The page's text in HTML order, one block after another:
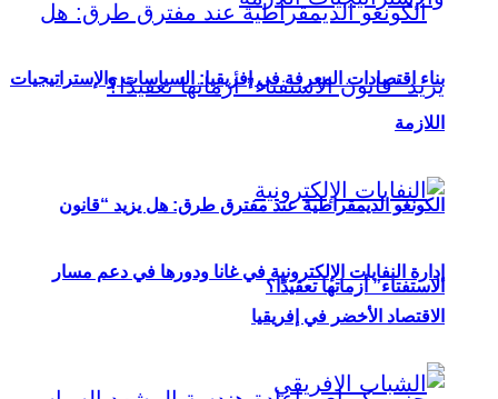
الكونغو الديمقراطية عند مفترق طرق: هل يزيد “قانون
الاستفتاء” أزماتها تعقيدًا؟
بناء اقتصادات المعرفة في إفريقيا: السياسات والإستراتيجيات
اللازمة
إدارة النفايات الإلكترونية في غانا ودورها في دعم مسار
الاقتصاد الأخضر في إفريقيا